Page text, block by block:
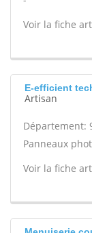
Voir la fiche
E-efficient
Artisan
Département:
Panneaux
Voir la fiche